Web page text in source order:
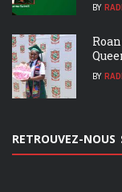
BY
BY
RETROUVEZ-NOUS